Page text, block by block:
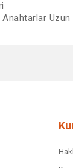
Uzun
olmalı.